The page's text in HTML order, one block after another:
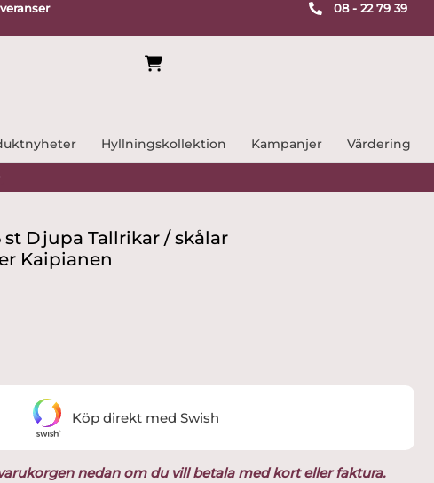
08 - 22 79 39
Hyllningskollektion Kampanjer Värdering
st Djupa Tallrikar / skålar
Kaipianen
nedan om du vill betala med kort eller faktura.
Köp direkt med Swish